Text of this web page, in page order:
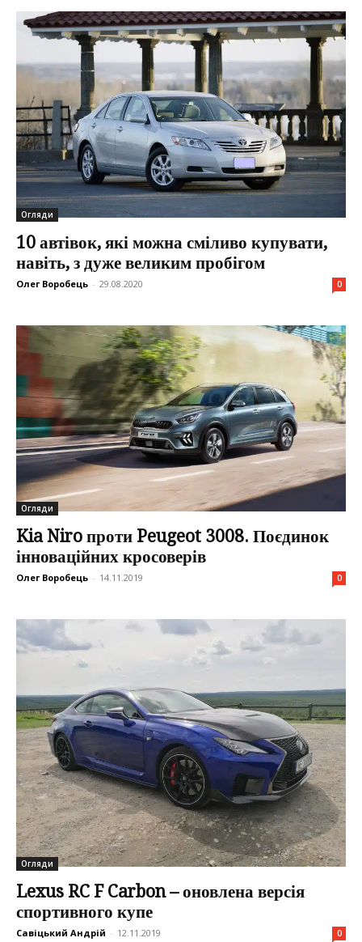
Огляди
10 автівок, які можна сміливо купувати,
навіть, з дуже великим пробігом
Олег Воробець - 29.08.2020 0
Огляди
Kia Niro проти Peugeot 3008. Поєдинок
інноваційних кросоверів
Олег Воробець - 14.11.2019 0
Огляди
Lexus RC F Carbon – оновлена ​​версія
спортивного купе
Савіцький Андрій - 12.11.2019 0